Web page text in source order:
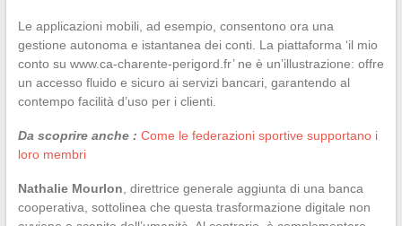
Le applicazioni mobili, ad esempio, consentono ora una
gestione autonoma e istantanea dei conti. La piattaforma ‘il mio
conto su www.ca-charente-perigord.fr’ ne è un’illustrazione: offre
un accesso fluido e sicuro ai servizi bancari, garantendo al
contempo facilità d’uso per i clienti.
Da scoprire anche : Come le federazioni sportive supportano i
loro membri
Nathalie Mourlon , direttrice generale aggiunta di una banca
cooperativa, sottolinea che questa trasformazione digitale non